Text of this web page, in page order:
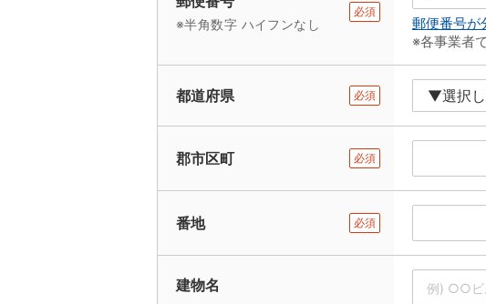
必須
※半角数字 ハイフンなし
郵便番号が
※各事業者
都道府県 必須
郡市区町 必須
番地 必須
建物名